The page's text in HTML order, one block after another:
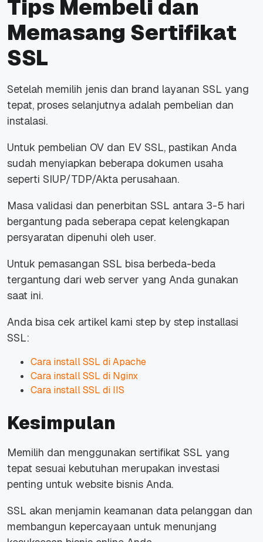
Tips Membeli dan
Memasang Sertifikat
SSL
Setelah memilih jenis dan brand layanan SSL yang
tepat, proses selanjutnya adalah pembelian dan
instalasi.
Untuk pembelian OV dan EV SSL, pastikan Anda
sudah menyiapkan beberapa dokumen usaha
seperti SIUP/TDP/Akta perusahaan.
Masa validasi dan penerbitan SSL antara 3-5 hari
bergantung pada seberapa cepat kelengkapan
persyaratan dipenuhi oleh user.
Untuk pemasangan SSL bisa berbeda-beda
tergantung dari web server yang Anda gunakan
saat ini.
Anda bisa cek artikel kami step by step installasi
SSL:
Cara install SSL di Apache
Cara install SSL di Nginx
Cara install SSL di IIS
Kesimpulan
Memilih dan menggunakan sertifikat SSL yang
tepat sesuai kebutuhan merupakan investasi
penting untuk website bisnis Anda.
SSL akan menjamin keamanan data pelanggan dan
membangun kepercayaan untuk menunjang